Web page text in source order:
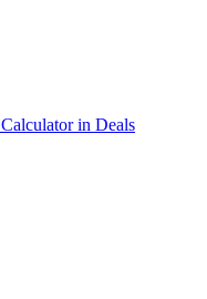
Calculator in Deals